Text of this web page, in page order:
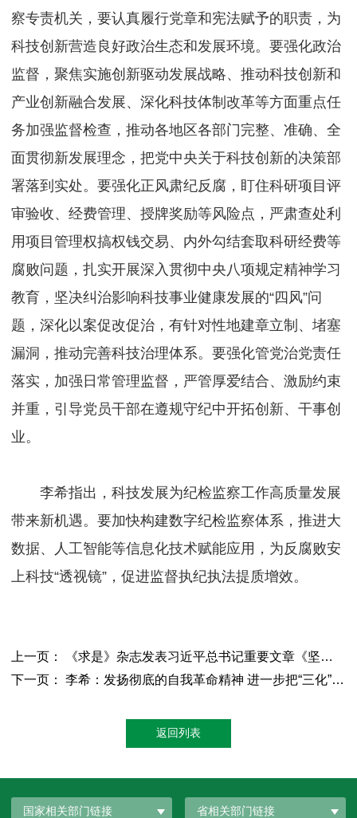
察专责机关，要认真履行党章和宪法赋予的职责，为
科技创新营造良好政治生态和发展环境。要强化政治
监督，聚焦实施创新驱动发展战略、推动科技创新和
产业创新融合发展、深化科技体制改革等方面重点任
务加强监督检查，推动各地区各部门完整、准确、全
面贯彻新发展理念，把党中央关于科技创新的决策部
署落到实处。要强化正风肃纪反腐，盯住科研项目评
审验收、经费管理、授牌奖励等风险点，严肃查处利
用项目管理权搞权钱交易、内外勾结套取科研经费等
腐败问题，扎实开展深入贯彻中央八项规定精神学习
教育，坚决纠治影响科技事业健康发展的“四风”问
题，深化以案促改促治，有针对性地建章立制、堵塞
漏洞，推动完善科技治理体系。要强化管党治党责任
落实，加强日常管理监督，严管厚爱结合、激励约束
并重，引导党员干部在遵规守纪中开拓创新、干事创
业。
李希指出，科技发展为纪检监察工作高质量发展
带来新机遇。要加快构建数字纪检监察体系，推进大
数据、人工智能等信息化技术赋能应用，为反腐败安
上科技“透视镜”，促进监督执纪执法提质增效。
上一页： 《求是》杂志发表习近平总书记重要文章《坚定不移推进高水平对外开放》
下一页： 李希：发扬彻底的自我革命精神 进一步把“三化”建设年行动向纵深推进
返回列表
国家相关部门链接 省相关部门链接